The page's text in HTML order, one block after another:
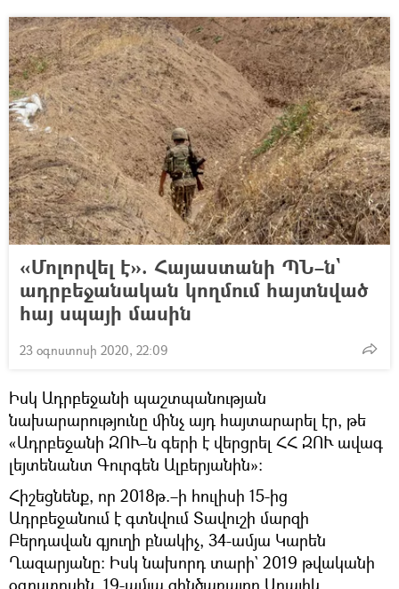
«Մոլորվել է». Հայաստանի ՊՆ–ն`
ադրբեջանական կողմում հայտնված
հայ սպայի մասին
23 օգոստոսի 2020, 22:09
Իսկ Ադրբեջանի պաշտպանության
նախարարությունը մինչ այդ հայտարարել էր, թե
«Ադրբեջանի ԶՈՒ–ն գերի է վերցրել ՀՀ ԶՈՒ ավագ
լեյտենանտ Գուրգեն Ալբերյանին»։
Հիշեցնենք, որ 2018թ.–ի հուլիսի 15-ից
Ադրբեջանում է գտնվում Տավուշի մարզի
Բերդավան գյուղի բնակիչ, 34-ամյա Կարեն
Ղազարյանը։ Իսկ նախորդ տարի` 2019 թվականի